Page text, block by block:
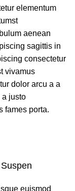
elementum
aenean
sagittis in
consectetur
vivamus
dolor arcu a a
a justo
fames porta.
euismod